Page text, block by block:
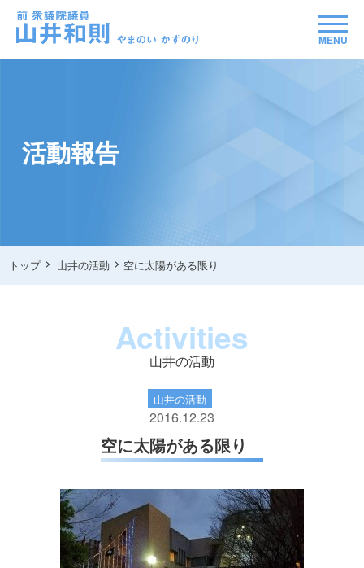
MENU
活動報告
トップ 山井の活動 空に太陽がある限り
Activities
山井の活動
山井の活動
2016.12.23
空に太陽がある限り